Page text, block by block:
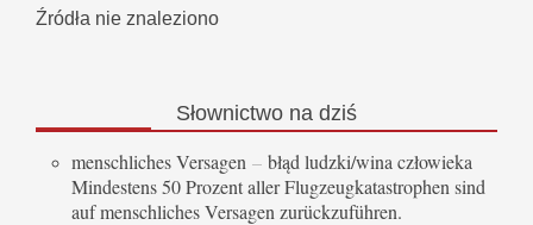
Źródła nie znaleziono
Słownictwo na dziś
menschliches Versagen – błąd ludzki/wina człowieka
Mindestens 50 Prozent aller Flugzeugkatastrophen sind
auf menschliches Versagen zurückzuführen.